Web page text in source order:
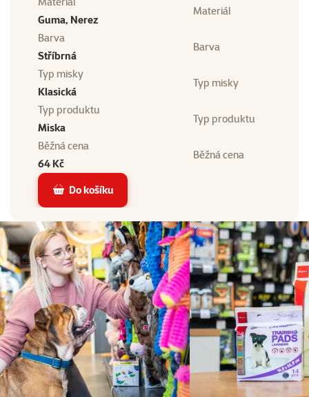
Guma, Nerez
Materiál
Barva
Stříbrná
Barva
Typ misky
Klasická
Typ misky
Typ produktu
Miska
Typ produktu
Běžná cena
64 Kč
Běžná cena
Do košíku